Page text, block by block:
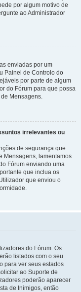
por algum motivo de
ao Administrador
enviadas por um
Painel de Controlo do
por parte de algum
do Fórum para que possa
Mensagens.
irrelevantes ou
de segurança que
Mensagens, lamentamos
Fórum enviando uma
que inclua os
que enviou o
do Fórum. Os
listados com o seu
para ver seus estados
ao Suporte de
poderão aparecer
de Inimigos, então